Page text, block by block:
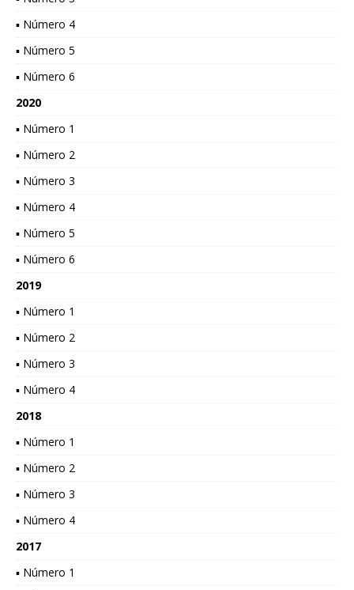
▪ Número 4
▪ Número 5
▪ Número 6
2020
▪ Número 1
▪ Número 2
▪ Número 3
▪ Número 4
▪ Número 5
▪ Número 6
2019
▪ Número 1
▪ Número 2
▪ Número 3
▪ Número 4
2018
▪ Número 1
▪ Número 2
▪ Número 3
▪ Número 4
2017
▪ Número 1